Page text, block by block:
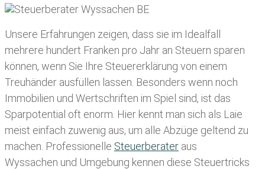
Unsere Erfahrungen zeigen, dass sie im Idealfall
mehrere hundert Franken pro Jahr an Steuern sparen
können, wenn Sie Ihre Steuererklärung von einem
Treuhänder ausfüllen lassen . Besonders wenn noch
Immobilien und Wertschriften im Spiel sind, ist das
Sparpotential oft enorm. Hier kennt man sich als Laie
meist einfach zuwenig aus, um alle Abzüge geltend zu
machen. Professionelle Steuerberater aus
Wyssachen und Umgebung kennen diese Steuertricks